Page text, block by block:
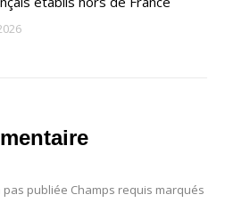
publiée Champs requis marqués